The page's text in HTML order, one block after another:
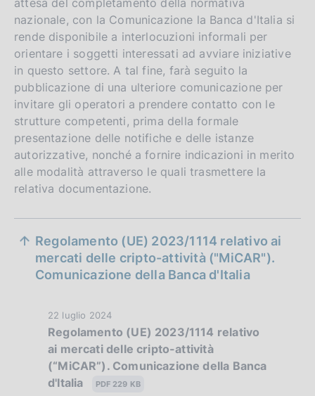
nazionale, con la Comunicazione la Banca d'Italia si
rende disponibile a interlocuzioni informali per
orientare i soggetti interessati ad avviare iniziative
in questo settore. A tal fine, farà seguito la
pubblicazione di una ulteriore comunicazione per
invitare gli operatori a prendere contatto con le
strutture competenti, prima della formale
presentazione delle notifiche e delle istanze
autorizzative, nonché a fornire indicazioni in merito
alle modalità attraverso le quali trasmettere la
relativa documentazione.
S
Regolamento (UE) 2023/1114 relativo ai
mercati delle cripto-attività ("MiCAR").
Comunicazione della Banca d'Italia
D
a
t
a
P
22 luglio 2024
Regolamento (UE) 2023/1114 relativo
ai mercati delle cripto-attività
(“MiCAR”). Comunicazione della Banca
d'Italia
PDF 229 KB